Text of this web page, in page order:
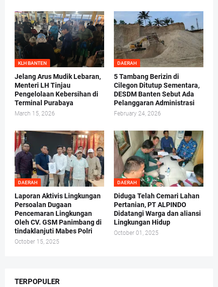
KLH BANTEN
Jelang Arus Mudik Lebaran,
Menteri LH Tinjau
Pengelolaan Kebersihan di
Terminal Purabaya
March 15, 2026
DAERAH
5 Tambang Berizin di
Cilegon Ditutup Sementara,
DESDM Banten Sebut Ada
Pelanggaran Administrasi
February 24, 2026
DAERAH
Laporan Aktivis Lingkungan
Persoalan Dugaan
Pencemaran Lingkungan
Oleh CV. GSM Panimbang di
tindaklanjuti Mabes Polri
October 15, 2025
DAERAH
Diduga Telah Cemari Lahan
Pertanian, PT ALPINDO
Didatangi Warga dan aliansi
Lingkungan Hidup
October 01, 2025
TERPOPULER